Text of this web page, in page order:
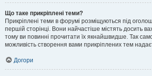
Що таке прикріплені теми?
Прикріплені теми в форумі розміщуються під
першій сторінці. Вони найчастіше містять досить
тому ви повинні прочитати їх якнайшвидше. Так
можливість створення вами прикріплених тем
Догори